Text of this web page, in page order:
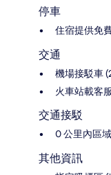
停車
住宿提供免
交通
機場接駁車
火車站載客
交通接駁
0 公里內區
其他資訊